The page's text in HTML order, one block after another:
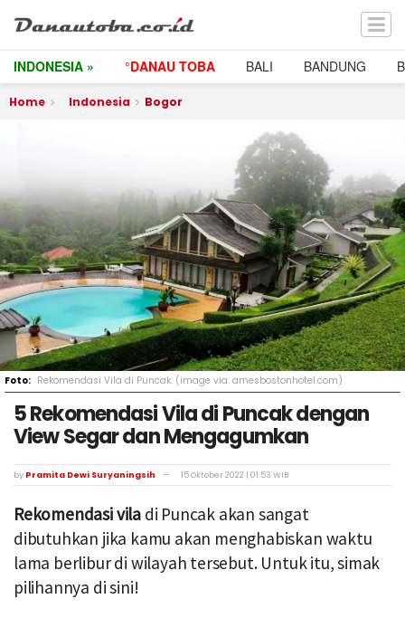
INDONESIA » °DANAU TOBA BALI BANDUNG
Home Indonesia Bogor
Rekomendasi Vila di Puncak. (image via: amesbostonhotel.com)
5 Rekomendasi Vila di Puncak dengan
View Segar dan Mengagumkan
by Pramita Dewi Suryaningsih 15 Oktober 2022 | 01:53 WIB
Rekomendasi vila di Puncak akan sangat
dibutuhkan jika kamu akan menghabiskan waktu
lama berlibur di wilayah tersebut. Untuk itu, simak
pilihannya di sini!